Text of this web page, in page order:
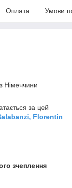
Оплата Умови
Німеччини
за цей
Florentin
зчеплення